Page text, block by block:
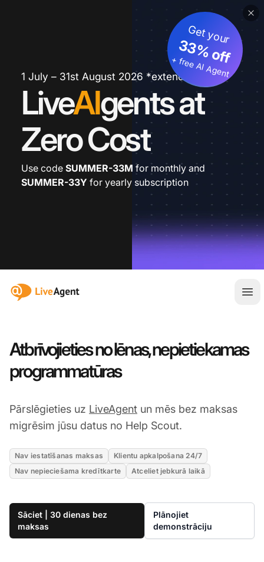
1 July – 31st August 2026 *extended
LiveAIgents at
Zero Cost
Get your
33% off
+ free AI Agent
Use code SUMMER-33M for monthly and
SUMMER-33Y for yearly subscription
:site.title
Atbrīvojieties no lēnas, nepietiekamas
programmatūras
Pārslēgieties uz LiveAgent un mēs bez maksas
migrēsim jūsu datus no Help Scout.
Nav iestatīšanas maksas
Klientu apkalpošana 24/7
Nav nepieciešama kredītkarte
Atceliet jebkurā laikā
Sāciet | 30 dienas bez
maksas
Plānojiet
demonstrāciju